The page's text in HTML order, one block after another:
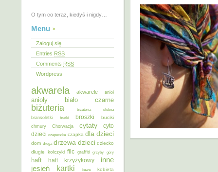
O tym co teraz, kiedyś i nigdy…
Menu
Zaloguj się
Entries RSS
Comments RSS
Wordpress
akwarela akwarele anioł
anioły biało czarne
biżuteria
biżuteria ślubna
bransoletki
bratki broszki buciki
chmury Chorwacja cytaty
cyto
dzieci czapeczka czapka dla dzieci
dom droga drzewa dzieci dziecko
długie kolczyki filc graffiti grzyby góry
haft haft krzyżykowy inne
jesień kartki kawa kobieta